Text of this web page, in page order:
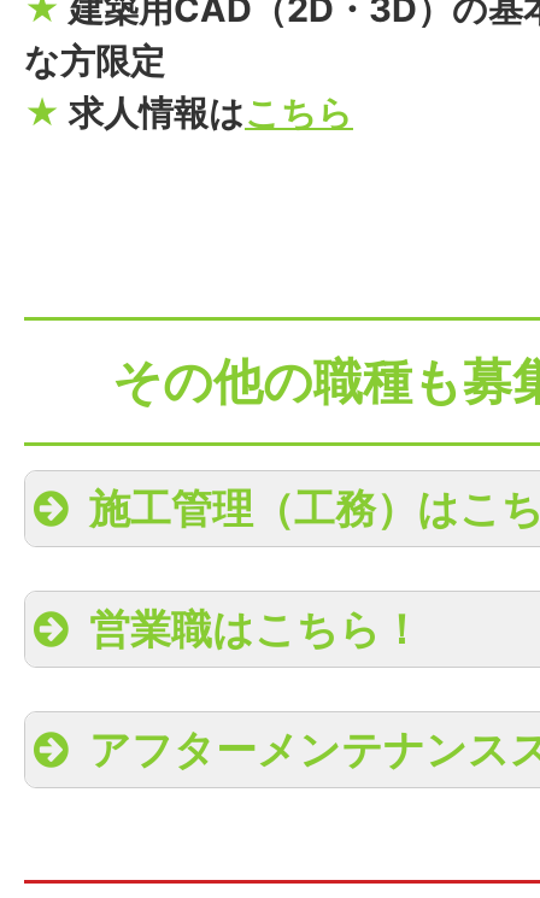
★ 建築用CAD（2D・3D）の基
な方限定
★ 求人情報はこちら
その他の職種も募
施工管理（工務）はこ
営業職はこちら！
アフターメンテナンス